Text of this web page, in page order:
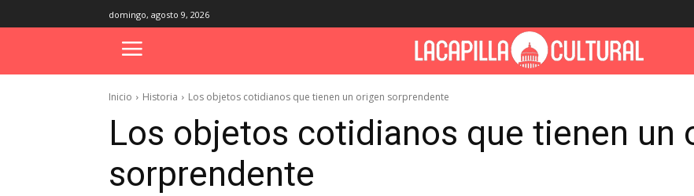
domingo, agosto 9, 2026
Inicio Historia Los objetos cotidianos que tienen un origen sorprendente
Los objetos cotidianos que tienen un
sorprendente